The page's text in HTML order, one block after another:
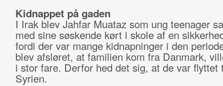
Kidnappet på gaden
I Irak blev Jahfar Muataz som ung teenager
med sine søskende kørt i skole af en
fordi der var mange kidnapninger i den
blev afsløret, at familien kom fra Danmark,
i stor fare. Derfor hed det sig, at de var flyttet
Syrien.